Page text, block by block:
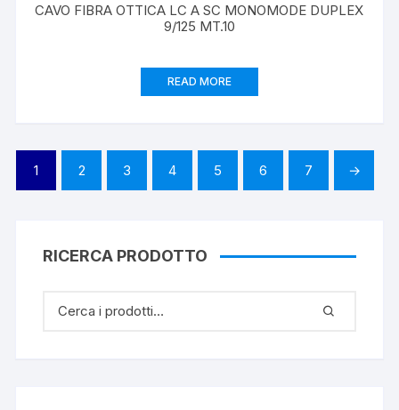
CAVO FIBRA OTTICA LC A SC MONOMODE DUPLEX
9/125 MT.10
READ MORE
1 2 3 4 5 6 7 →
RICERCA PRODOTTO